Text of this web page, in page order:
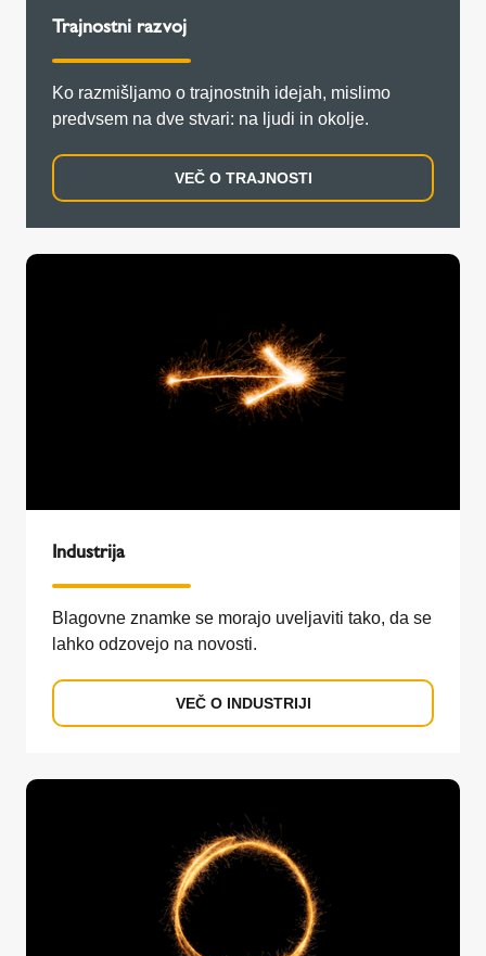
Trajnostni razvoj
Ko razmišljamo o trajnostnih idejah, mislimo
predvsem na dve stvari: na ljudi in okolje.
VEČ O TRAJNOSTI
Industrija
Blagovne znamke se morajo uveljaviti tako, da se
lahko odzovejo na novosti.
VEČ O INDUSTRIJI